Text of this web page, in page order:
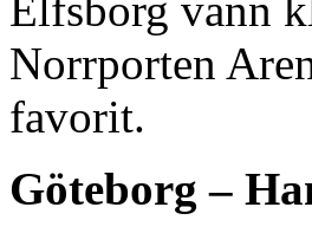
Norrporten
favorit.
Göteborg –